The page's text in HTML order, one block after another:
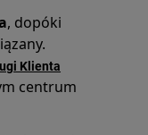
, dopóki
Klienta
centrum